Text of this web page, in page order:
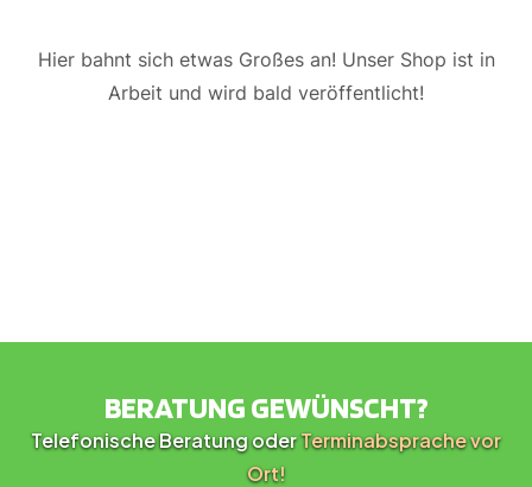
Hier bahnt sich etwas Großes an! Unser Shop ist in
Arbeit und wird bald veröffentlicht!
BERATUNG GEWÜNSCHT?
Telefonische Beratung oderTerminabsprache vor
Ort!